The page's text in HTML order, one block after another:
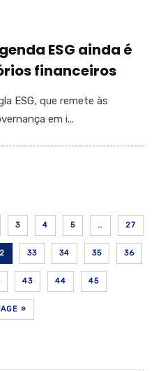
ESG ainda é
financeiros
ESG, que remete às
em i...
3 4 5 … 27
33 34 35 36
43 44 45
»